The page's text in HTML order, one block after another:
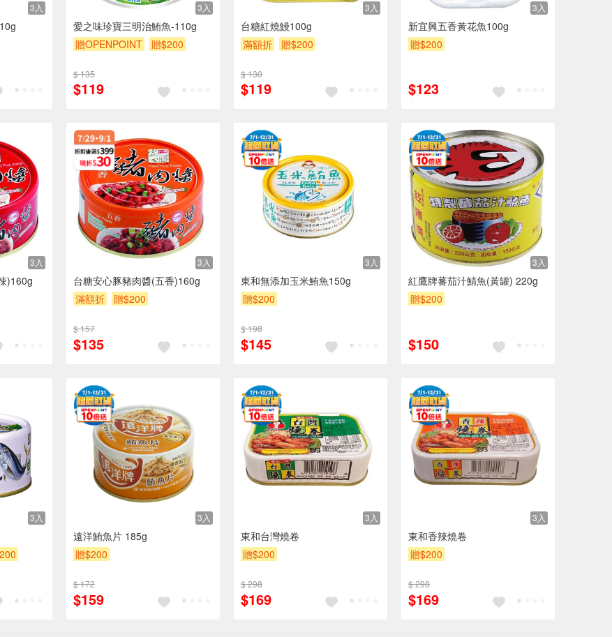
3入 3入
愛之味珍寶三明治鮪魚-110g
贈OPENPOINT
贈$200
$ 135
$119
3入
台糖紅燒鰻100g
滿額折
贈$200
$ 130
$119
3入
新宜興五香黃花魚100g
贈$200
$123
3入
)160g
3入
台糖安心豚豬肉醬(五香)160g
滿額折
贈$200
$ 157
$135
3入
東和無添加玉米鮪魚150g
贈$200
$ 198
$145
3入
紅鷹牌蕃茄汁鯖魚(黃罐) 220g
贈$200
$150
3入 3入
遠洋鮪魚片 185g
贈$200
$ 172
$159
3入
東和台灣燒卷
贈$200
$ 298
$169
3入
東和香辣燒卷
贈$200
$ 298
$169